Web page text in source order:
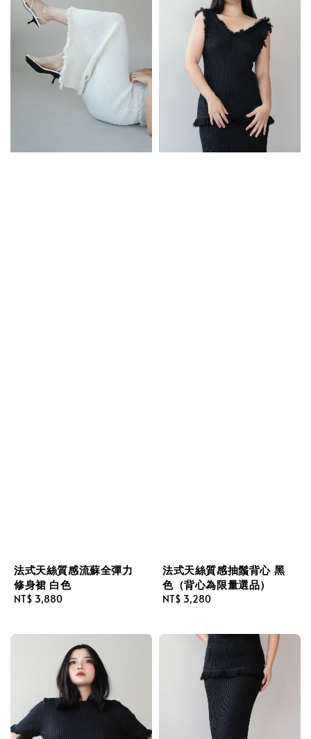
法式天絲質感流蘇全彈力
修身裙 白色
Regular
NT$ 3,880
法式天絲質感抽鬚背心 黑
色（背心為限量選品）
Regular
NT$ 3,280